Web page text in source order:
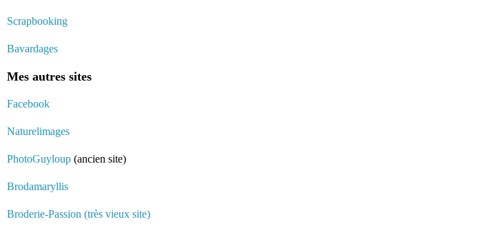
Scrapbooking
Bavardages
Mes autres sites
Facebook
Naturelimages
PhotoGuyloup (ancien site)
Brodamaryllis
Broderie-Passion (très vieux site)